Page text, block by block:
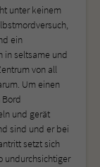
unter keinem
ein
in seltsame und
von all
Um einen
und gerät
sind und er bei
setzt sich
undurchsichtiger